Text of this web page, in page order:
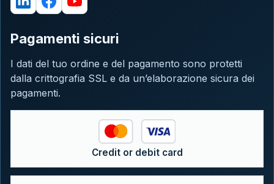
Pagamenti sicuri
I dati del tuo ordine e del pagamento sono protetti
dalla crittografia SSL e da un’elaborazione sicura dei
pagamenti.
Credit or debit card